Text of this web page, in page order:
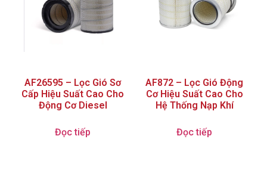
AF26595 – Lọc Gió Sơ
Cấp Hiệu Suất Cao Cho
Động Cơ Diesel
Đọc tiếp
AF872 – Lọc Gió Động
Cơ Hiệu Suất Cao Cho
Hệ Thống Nạp Khí
Đọc tiếp